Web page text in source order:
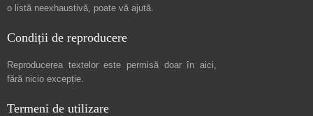
o listă neexhaustivă , poate vă ajută.
Condiții de reproducere
Reproducerea textelor este permisă doar în aici
fără nicio excepție.
Termeni de utilizare